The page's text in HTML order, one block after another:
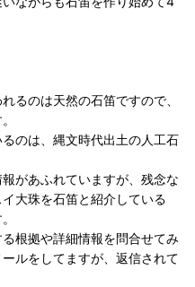
るのは天然の石笛ですので、
のは、縄文時代出土の人工石
があふれていますが、残念な
大珠を石笛と紹介している
根拠や詳細情報を問合せてみ
ルをしてますが、返信されて